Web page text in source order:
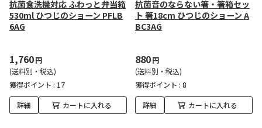
抗菌食洗機対応 ふわっと弁当箱
530ml ひつじのショーン PFLB
6AG
1,760円
(送料別・税込)
獲得ポイント : 17
詳細 カートに入れる
抗菌音のならない箸・箸箱セッ
ト 箸18cm ひつじのショーン A
BC3AG
880円
(送料別・税込)
獲得ポイント : 8
詳細 カートに入れる